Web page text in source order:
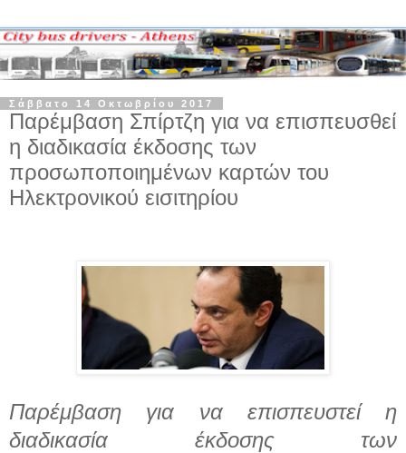
Σάββατο 14 Οκτωβρίου 2017
Παρέμβαση Σπίρτζη για να επισπευσθεί
η διαδικασία έκδοσης των
προσωποποιημένων καρτών του
Ηλεκτρονικού εισιτηρίου
Παρέμβαση για να επισπευστεί η
διαδικασία έκδοσης των